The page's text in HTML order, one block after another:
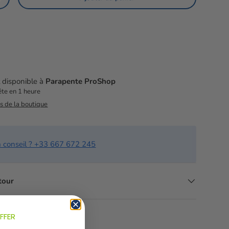
disponible à Parapente ProShop
en 1 heure
de la boutique
conseil ? +33 667 672 245